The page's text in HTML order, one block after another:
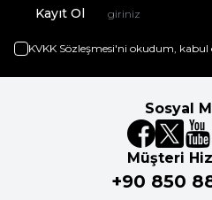
Kayıt Ol
KVKK Sözleşmesi'ni okudum, kabul
Sosyal
Müşteri
+90 850